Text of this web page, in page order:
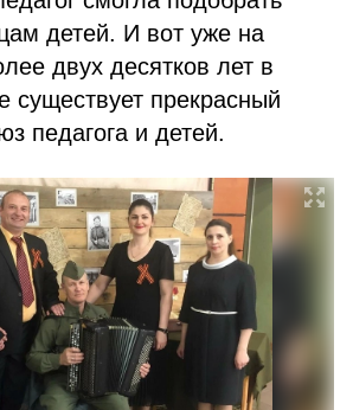
детей. И вот уже на
двух десятков лет в
существует прекрасный
педагога и детей.